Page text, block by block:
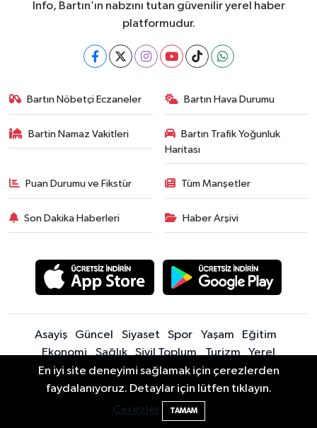
İnfo, Bartın’ın nabzını tutan güvenilir yerel haber
platformudur.
Bartın Nöbetçi Eczaneler Bartın Hava Durumu
Bartin Namaz Vakitleri
Bartın Trafik Yoğunluk
Haritası
Puan Durumu ve Fikstür Tüm Manşetler
Son Dakika Haberleri Haber Arşivi
Asayiş Güncel Siyaset Spor Yaşam
Eğitim
Ekonomi
Sağlık Sivil Toplum Turizm Yerel
Sitede yayınlanan içerik ve yorumlardan yazarları sorumludur.
Yayınlanan yorumlardan Bartın Son Dakika Haberleri | Bartın Haber |
Bartın İnfo sorumlu tutulamaz. Sitedeki tüm harici linkler ayrı bir
En iyi site deneyimi sağlamak için çerezlerden
faydalanıyoruz. Detaylar için lütfen tıklayın.
Çerezler
TAMAM
Bartın'da nem oranı yüzde 100'e ulaştı